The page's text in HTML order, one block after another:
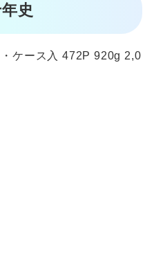
史
ケース入 472P 920g 2,0